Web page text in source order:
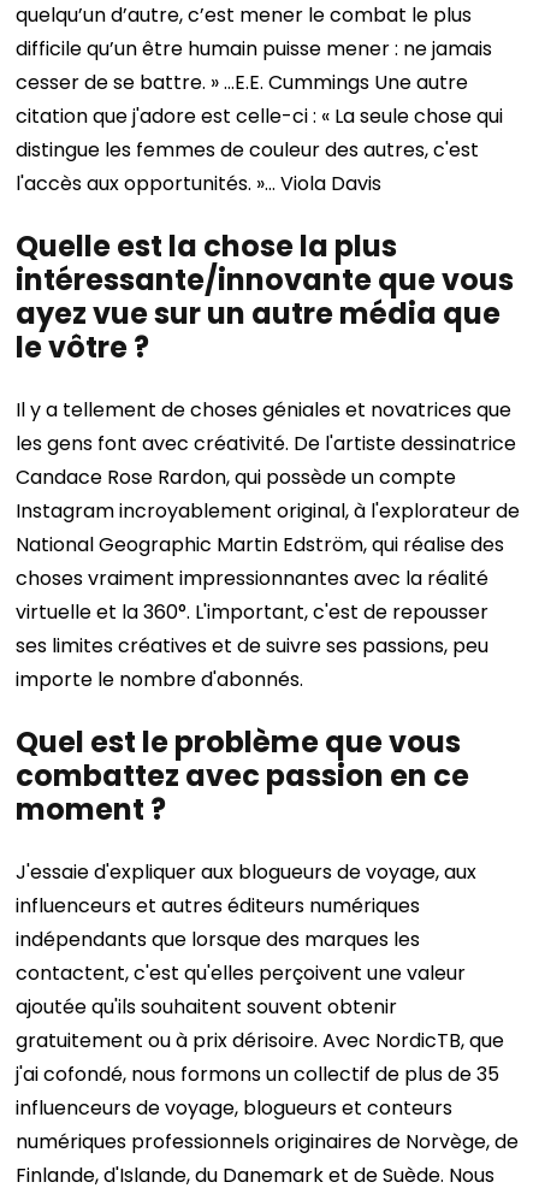
quelqu’un d’autre, c’est mener le combat le plus
difficile qu’un être humain puisse mener : ne jamais
cesser de se battre. » …E.E. Cummings Une autre
citation que j'adore est celle-ci : « La seule chose qui
distingue les femmes de couleur des autres, c'est
l'accès aux opportunités. »… Viola Davis
Quelle est la chose la plus
intéressante/innovante que vous
ayez vue sur un autre média que
le vôtre ?
Il y a tellement de choses géniales et novatrices que
les gens font avec créativité. De l'artiste dessinatrice
Candace Rose Rardon, qui possède un compte
Instagram incroyablement original, à l'explorateur de
National Geographic Martin Edström, qui réalise des
choses vraiment impressionnantes avec la réalité
virtuelle et la 360°. L'important, c'est de repousser
ses limites créatives et de suivre ses passions, peu
importe le nombre d'abonnés.
Quel est le problème que vous
combattez avec passion en ce
moment ?
J'essaie d'expliquer aux blogueurs de voyage, aux
influenceurs et autres éditeurs numériques
indépendants que lorsque des marques les
contactent, c'est qu'elles perçoivent une valeur
ajoutée qu'ils souhaitent souvent obtenir
gratuitement ou à prix dérisoire. Avec NordicTB, que
j'ai cofondé, nous formons un collectif de plus de 35
influenceurs de voyage, blogueurs et conteurs
numériques professionnels originaires de Norvège, de
Finlande, d'Islande, du Danemark et de Suède. Nous